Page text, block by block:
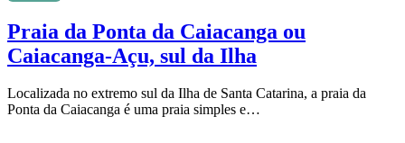
Praia da Ponta da Caiacanga ou
Caiacanga-Açu, sul da Ilha
Localizada no extremo sul da Ilha de Santa Catarina, a praia da
Ponta da Caiacanga é uma praia simples e…